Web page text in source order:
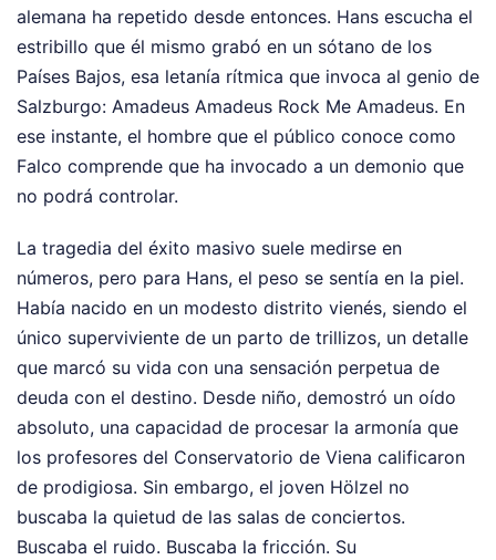
alemana ha repetido desde entonces. Hans escucha el
estribillo que él mismo grabó en un sótano de los
Países Bajos, esa letanía rítmica que invoca al genio de
Salzburgo: Amadeus Amadeus Rock Me Amadeus. En
ese instante, el hombre que el público conoce como
Falco comprende que ha invocado a un demonio que
no podrá controlar.
La tragedia del éxito masivo suele medirse en
números, pero para Hans, el peso se sentía en la piel.
Había nacido en un modesto distrito vienés, siendo el
único superviviente de un parto de trillizos, un detalle
que marcó su vida con una sensación perpetua de
deuda con el destino. Desde niño, demostró un oído
absoluto, una capacidad de procesar la armonía que
los profesores del Conservatorio de Viena calificaron
de prodigiosa. Sin embargo, el joven Hölzel no
buscaba la quietud de las salas de conciertos.
Buscaba el ruido. Buscaba la fricción. Su